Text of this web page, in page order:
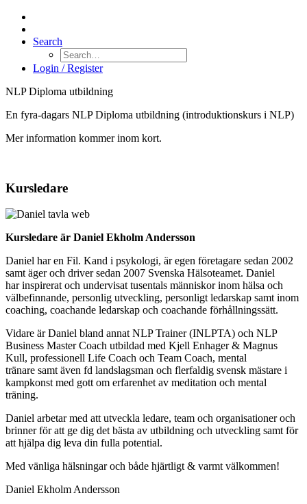
Search
Login / Register
NLP Diploma utbildning
En fyra-dagars NLP Diploma utbildning (introduktionskurs i NLP)
Mer information kommer inom kort.
Kursledare
Kursledare är Daniel Ekholm Andersson
Daniel har en Fil. Kand i psykologi, är egen företagare sedan 2002
samt äger och driver sedan 2007 Svenska Hälsoteamet. Daniel
har inspirerat och undervisat tusentals människor inom hälsa och
välbefinnande, personlig utveckling, personligt ledarskap samt inom
coaching, coachande ledarskap och coachande förhållningssätt.
Vidare är Daniel bland annat NLP Trainer (INLPTA) och NLP
Business Master Coach utbildad med Kjell Enhager & Magnus
Kull, professionell Life Coach och Team Coach, mental
tränare samt även fd landslagsman och flerfaldig svensk mästare i
kampkonst med gott om erfarenhet av meditation och mental
träning.
Daniel arbetar med att utveckla ledare, team och organisationer och
brinner för att ge dig det bästa av utbildning och utveckling samt för
att hjälpa dig leva din fulla potential.
Med vänliga hälsningar och både hjärtligt & varmt välkommen!
Daniel Ekholm Andersson